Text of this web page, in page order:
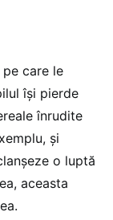
care le
își pierde
înrudite
și
o luptă
aceasta